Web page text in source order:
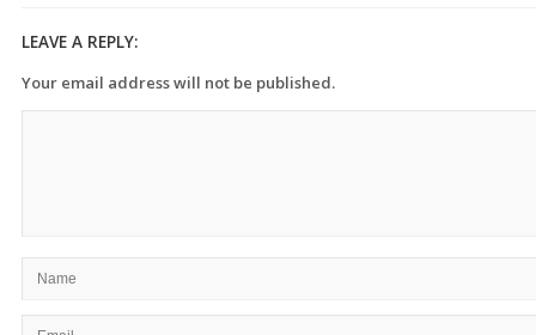
LEAVE A REPLY:
Your email address will not be published.